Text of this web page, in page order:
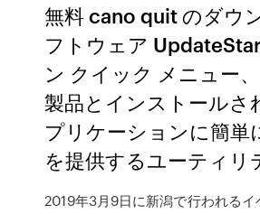
無料 cano quit のダウ
フトウェア
ン クイック メニュー
製品とインストールさ
プリケーションに簡単
を提供するユーティリ
2019年3月9日に新潟で行われる